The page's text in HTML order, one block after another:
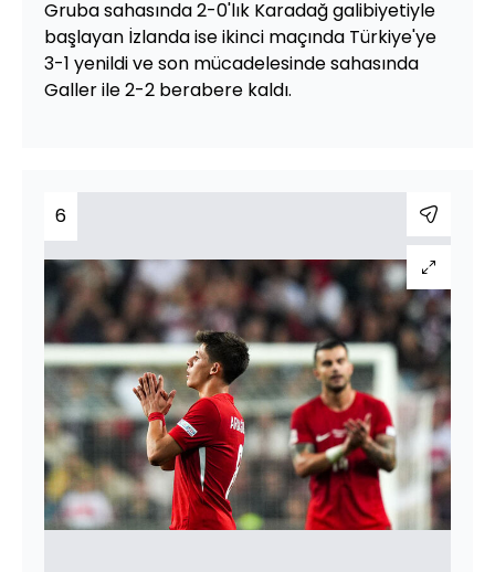
Gruba sahasında 2-0'lık Karadağ galibiyetiyle
başlayan İzlanda ise ikinci maçında Türkiye'ye
3-1 yenildi ve son mücadelesinde sahasında
Galler ile 2-2 berabere kaldı.
6